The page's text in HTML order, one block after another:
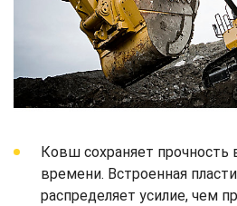
Ковш сохраняет прочность
времени. Встроенная
распределяет усилие, чем